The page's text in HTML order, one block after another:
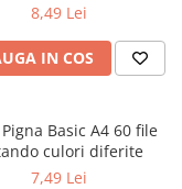
8,49 Lei
IN COS
Basic A4 60 file
culori diferite
7,49 Lei